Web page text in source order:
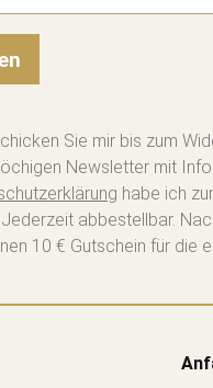
Sie mir bis zum
Newsletter mit
habe ich
abbestellbar.
10 € Gutschein für die